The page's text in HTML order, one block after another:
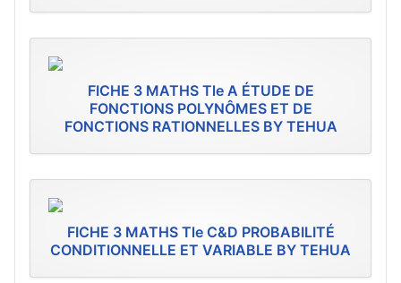
FICHE 3 MATHS Tle A ÉTUDE DE
FONCTIONS POLYNÔMES ET DE
FONCTIONS RATIONNELLES BY TEHUA
FICHE 3 MATHS Tle C&D PROBABILITÉ
CONDITIONNELLE ET VARIABLE BY TEHUA